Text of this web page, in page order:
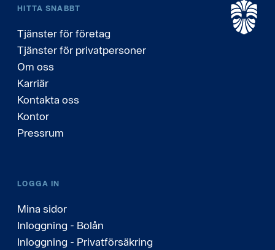
HITTA SNABBT
Tjänster för företag
Tjänster för privatpersoner
Om oss
Karriär
Kontakta oss
Kontor
Pressrum
LOGGA IN
Mina sidor
Inloggning - Bolån
Inloggning - Privatförsäkring